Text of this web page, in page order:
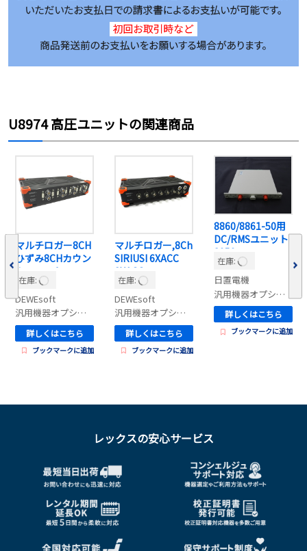
U8974 高圧ユニットの関連商品
マルチロガー8CH
ひずみ8CHカウン
タユニット
SIRIUSI 8XSTGM+
在庫:
DEWEsoft
汎用機器オプション
詳しくはこちら
ブックマークに追加
マルチロガー,8Ch
SIRIUSI 6XACC
2XACC+
在庫:
DEWEsoft
汎用機器オプション
詳しくはこちら
ブックマークに追加
8860/8861-50用
DC/RMSユニット
8959
在庫:
日置電機
汎用機器オプション
詳しくはこちら
ブックマークに追加
レックスの安心サービス